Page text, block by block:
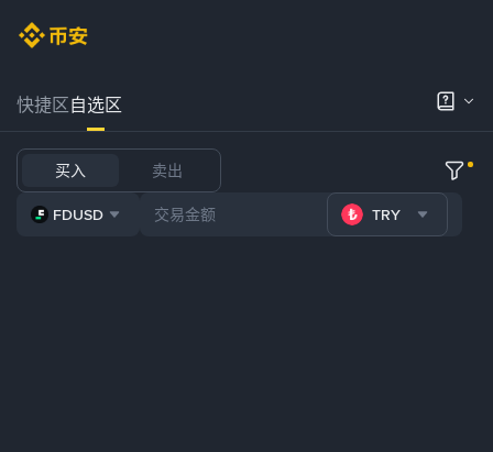
快捷区自选区
买入 卖出
FDUSD TRY